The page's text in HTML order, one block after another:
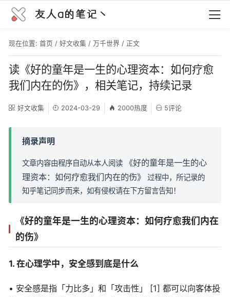
友人a的笔记丶
现在位置: 首页 / 好文收集 / 万千世界 / 正文
读《好的童年是一生的心理资本：如何疗愈
我们内在的伤》，相关笔记，持续记录
好文收集 2024-03-29 2000热度 5评论
摘录声明
文章内容由程序自动从本人阅读
《好的童年是一生的心
理资本：如何疗愈我们内在的伤》
过程中，所记录的
知乎笔记同步而来，如有侵权请在下方留言告知！
《好的童年是一生的心理资本：如何疗愈我们内在
的伤》
1. 在心理学中，安全感到底是什么
• 安全感是指「力比多」和「攻击性」 [1] 都可以向客体投